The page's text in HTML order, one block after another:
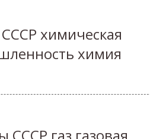
химическая
химия